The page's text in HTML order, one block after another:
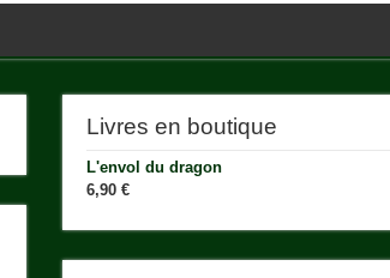
Livres en boutique
L'envol du dragon
6,90 €